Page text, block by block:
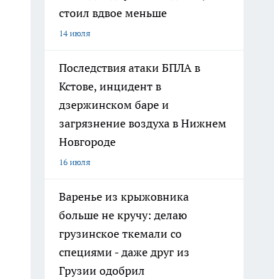
стоил вдвое меньше
14 июля
Последствия атаки БПЛА в
Кстове, инцидент в
дзержинском баре и
загрязнение воздуха в Нижнем
Новгороде
16 июля
Варенье из крыжовника
больше не кручу: делаю
грузинское ткемали со
специями - даже друг из
Грузии одобрил